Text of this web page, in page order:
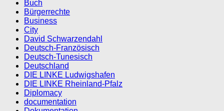
Buch
Bürgerrechte
Business
City
David Schwarzendahl
Deutsch-Französisch
Deutsch-Tunesisch
Deutschland
DIE LINKE Ludwigshafen
DIE LINKE Rheinland-Pfalz
Diplomacy
documentation